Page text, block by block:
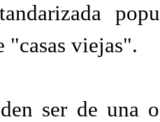
"casas viejas".
ser de una